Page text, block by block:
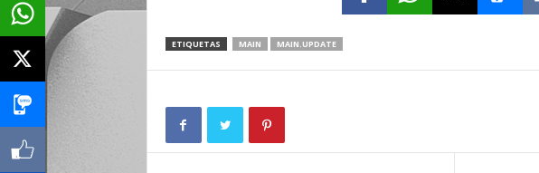
ETIQUETAS MAIN MAIN.UPDATE